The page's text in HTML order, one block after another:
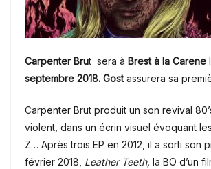
Carpenter Brut sera à Brest à la Carene
septembre 2018. Gostassurera sa
Carpenter Brut produit un son revival
violent, dans un écrin visuel évoquant
Z… Après trois EP en 2012, il a sorti son
février 2018, Leather Teeth, la BO d’un